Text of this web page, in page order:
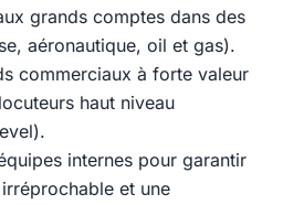
grands comptes dans des
aéronautique, oil et gas).
commerciaux à forte valeur
haut niveau
internes pour garantir
et une